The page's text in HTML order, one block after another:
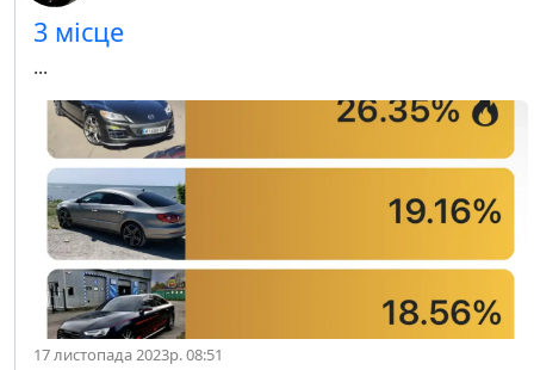
3 місце
...
17 листопада 2023р. 08:51